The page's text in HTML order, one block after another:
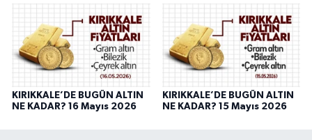
KIRIKKALE’DE BUGÜN ALTIN
NE KADAR? 16 Mayıs 2026
KIRIKKALE’DE BUGÜN ALTIN
NE KADAR? 15 Mayıs 2026